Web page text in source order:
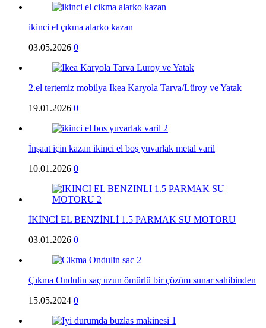
ikinci el çıkma alarko kazan
03.05.2026 0
2.el tertemiz mobilya Ikea Karyola Tarva/Lüroy ve Yatak
19.01.2026 0
İnşaat için kazan ikinci el boş yuvarlak metal varil
10.01.2026 0
İKİNCİ EL BENZİNLİ 1.5 PARMAK SU MOTORU
03.01.2026 0
Çıkma Ondulin saç uzun ömürlü bir çözüm sunar sahibinden
15.05.2024 0